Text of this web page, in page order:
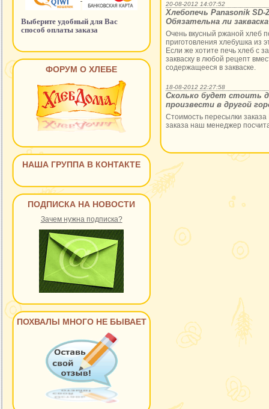
Выберите удобный для Вас
способ оплаты заказа
ФОРУМ О ХЛЕБЕ
НАША ГРУППА В КОНТАКТЕ
ПОДПИСКА НА НОВОСТИ
Зачем нужна подписка?
ПОХВАЛЫ МНОГО НЕ БЫВАЕТ
20-08-2012 14:07:52
Хлебопечь Panasonik
Обязательна ли
Очень вкусный ржаной хлеб
приготовления хлебушка из
Если же хотите печь хлеб с
закваску в любой рецепт
содержащееся в закваске.
18-08-2012 22:27:58
Сколько будет стоить
произвести в другой
Стоимость пересылки
заказа наш менеджер